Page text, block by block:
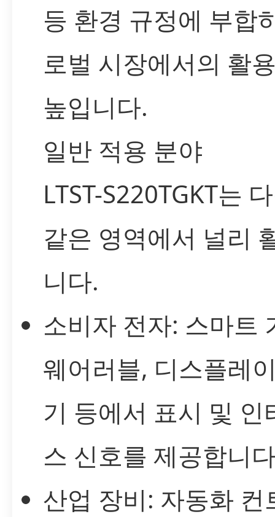
등 환경 규정에 부합
로벌 시장에서의 활
높입니다.
일반 적용 분야
LTST-S220TGKT는
같은 영역에서 널리
니다.
소비자 전자: 스마트
웨어러블, 디스플레
기 등에서 표시 및 인
스 신호를 제공합니
산업 장비: 자동화 컨